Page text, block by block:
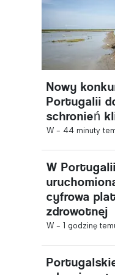
Nowy
Portugalii
schronień
W - 44 minuty
W
cyfrowa
zdrowotnej
W - 1 godzinę